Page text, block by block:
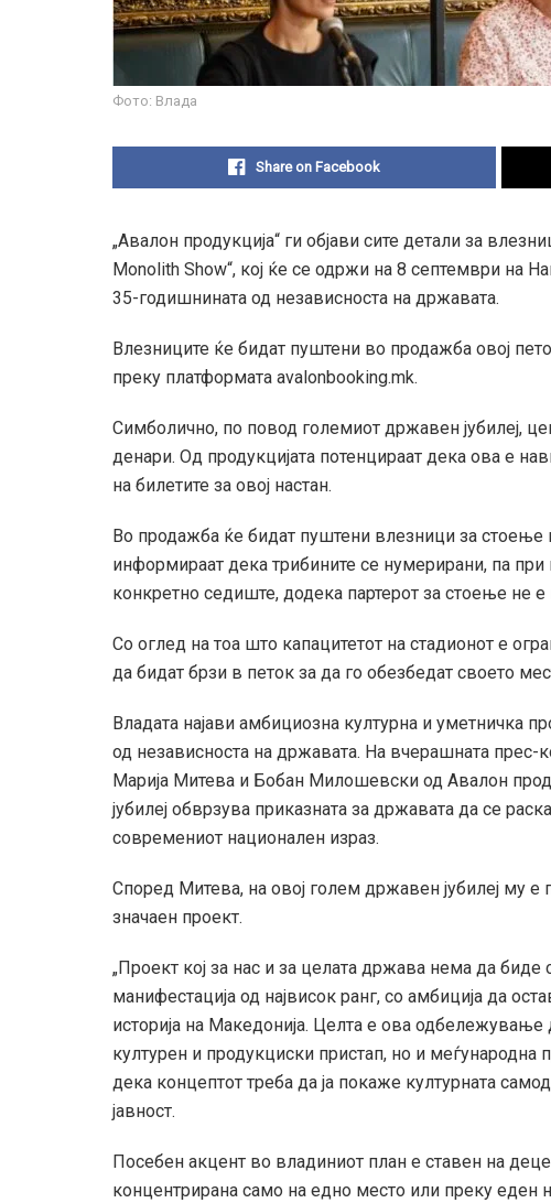
Фото: Влада
Share on Facebook
„Авалон продукција“ ги објави сите детали за
Monolith Show“, кој ќе се одржи на 8 септември на
35-годишнината од независноста на државата.
Влезниците ќе бидат пуштени во продажба овој
преку платформата avalonbooking.mk.
Симболично, по повод големиот државен јубилеј,
денари. Од продукцијата потенцираат дека ова е
на билетите за овој настан.
Во продажба ќе бидат пуштени влезници за стоење
информираат дека трибините се нумерирани, па
конкретно седиште, додека партерот за стоење не
Со оглед на тоа што капацитетот на стадионот е
да бидат брзи в петок за да го обезбедат своето
Владата најави амбициозна културна и уметничка
од независноста на државата. На вчерашната прес-
Марија Митева и Бобан Милошевски од Авалон
јубилеј обврзува приказната за државата да се
современиот национален израз.
Според Митева, на овој голем државен јубилеј му е
значаен проект.
„Проект кој за нас и за целата држава нема да биде
манифестација од највисок ранг, со амбиција да
историја на Македонија. Целта е ова
културен и продукциски пристап, но и меѓународна
дека концептот треба да ја покаже културната
јавност.
Посебен акцент во владиниот план е ставен на
концентрирана само на едно место или преку еден